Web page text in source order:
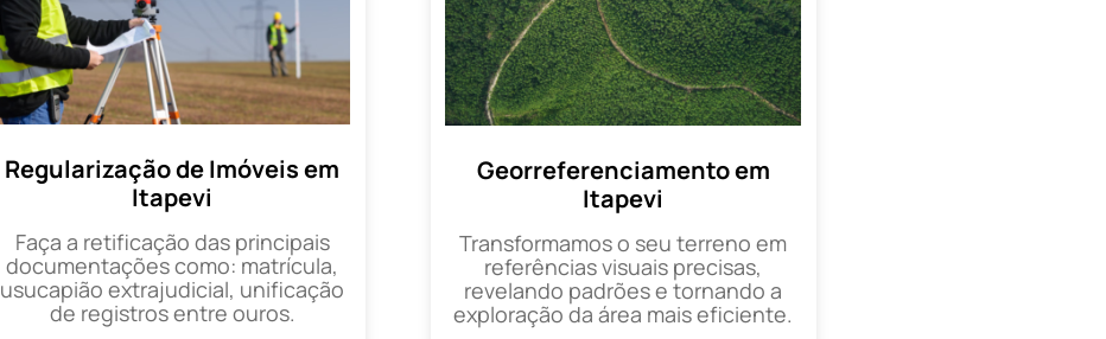
Regularização de Imóveis em
Itapevi
Faça a retificação das principais
documentações como: matrícula,
usucapião extrajudicial, unificação
de registros entre ouros.
Georreferenciamento em
Itapevi
Transformamos o seu terreno em
referências visuais precisas,
revelando padrões e tornando a
exploração da área mais eficiente.